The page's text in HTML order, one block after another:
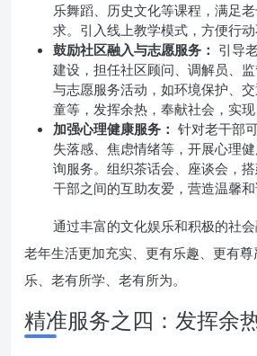
乐舞蹈、历史文化等课程，满足
求。引入线上教学模式，方便行动
鼓励社区融入与志愿服务： 引导
建设，担任社区顾问、调解员、
与志愿服务活动，如环境保护、
童等，发挥余热，奉献社会，实现
加强心理健康服务： 针对老干部
失落感、焦虑情绪等，开展心理
询服务。组织茶话会、座谈会，
干部之间的互助友爱，营造温馨和
通过丰富的文化娱乐和积极的社
老年生活更加充实、更有乐趣、更有
乐、老有所学、老有所为。
精准服务之四：发挥余